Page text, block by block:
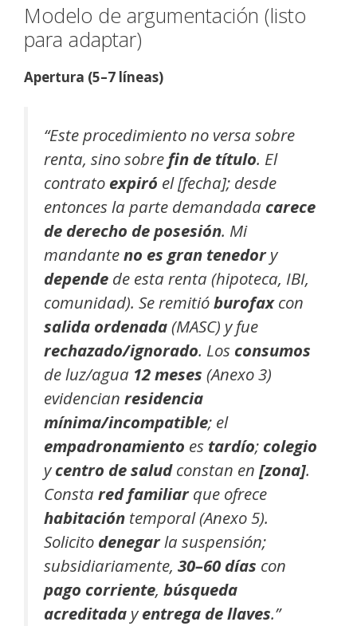
Modelo de argumentación (listo
para adaptar)
Apertura (5–7 líneas)
“Este procedimiento no versa sobre
renta, sino sobre fin de título. El
contrato expiró el [fecha]; desde
entonces la parte demandada carece
de derecho de posesión. Mi
mandanteno es gran tenedory
depende de esta renta (hipoteca, IBI,
comunidad). Se remitióburofaxcon
salida ordenada(MASC) y fue
rechazado/ignorado. Los consumos
de luz/agua 12 meses (Anexo 3)
evidencian residencia
mínima/incompatible; el
empadronamiento es tardío; colegio
ycentro de saludconstan en [zona].
Consta red familiarque ofrece
habitación temporal (Anexo 5).
Solicito denegarla suspensión;
subsidiariamente, 30–60 días con
pago corriente, búsqueda
acreditada yentrega de llaves.”